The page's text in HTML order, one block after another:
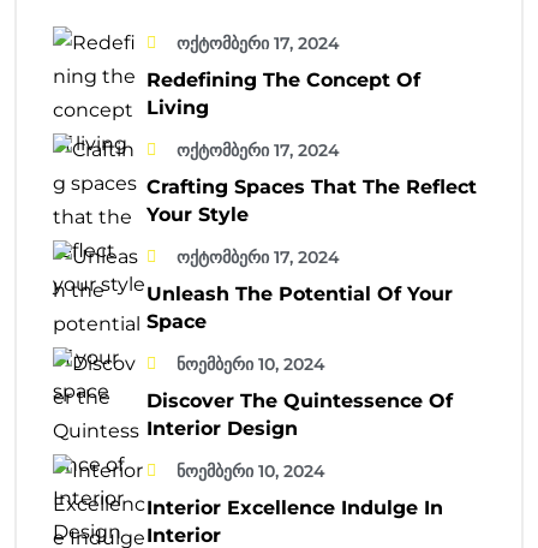
ოქტომბერი 17, 2024
Redefining The Concept Of
Living
ოქტომბერი 17, 2024
Crafting Spaces That The Reflect
Your Style
ოქტომბერი 17, 2024
Unleash The Potential Of Your
Space
ნოემბერი 10, 2024
Discover The Quintessence Of
Interior Design
ნოემბერი 10, 2024
Interior Excellence Indulge In
Interior